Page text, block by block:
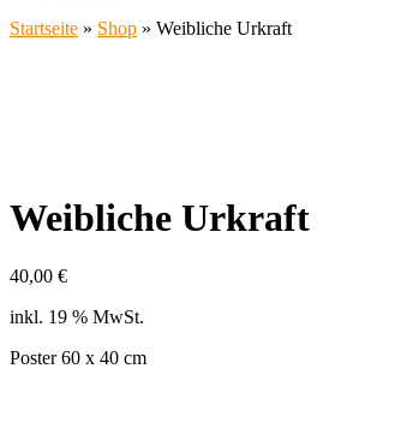
Startseite » Shop » Weibliche Urkraft
Weibliche Urkraft
40,00 €
inkl. 19 % MwSt.
Poster 60 x 40 cm